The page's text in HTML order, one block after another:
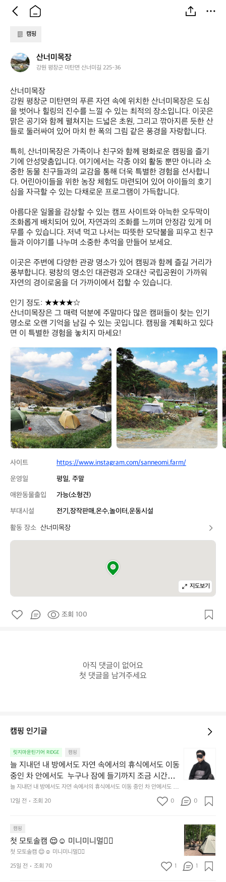
캠핑
산
너
목
장
산너미목장
강원 평창군 미탄면 산너미길 225-36
산너미목장
강원 평창군 미탄면의 푸른 자연 속에 위치한 산너미목장은 도심
을 벗어나 힐링의 진수를 느낄 수 있는 최적의 장소입니다. 이곳은
맑은 공기와 함께 펼쳐지는 드넓은 초원, 그리고 깎아지른 듯한 산
들로 둘러싸여 있어 마치 한 폭의 그림 같은 풍경을 자랑합니다.
특히, 산너미목장은 가족이나 친구와 함께 평화로운 캠핑을 즐기
기에 안성맞춤입니다. 여기에서는 각종 야외 활동 뿐만 아니라 소
중한 동물 친구들과의 교감을 통해 더욱 특별한 경험을 선사합니
다. 어린아이들을 위한 농장 체험도 마련되어 있어 아이들의 호기
심을 자극할 수 있는 다채로운 프로그램이 가득합니다.
아름다운 일몰을 감상할 수 있는 캠프 사이트와 아늑한 오두막이
조화롭게 배치되어 있어, 자연과의 조화를 느끼며 안정감 있게 머
무를 수 있습니다. 저녁 먹고 나서는 따뜻한 모닥불을 피우고 친구
들과 이야기를 나누며 소중한 추억을 만들어 보세요.
이곳은 주변에 다양한 관광 명소가 있어 캠핑과 함께 즐길 거리가
풍부합니다. 평창의 명소인 대관령과 오대산 국립공원이 가까워
자연의 경이로움을 더 가까이에서 접할 수 있습니다.
인기 정도: ★★★★☆
산너미목장은 그 매력 덕분에 주말마다 많은 캠퍼들이 찾는 인기
명소로 오랜 기억을 남길 수 있는 곳입니다. 캠핑을 계획하고 있다
면 이 특별한 경험을 놓치지 마세요!
산
너
목
장
산
너
미
목
장
사이트
https://www.instagram.com/sanneomi.farm/
운영일
평일, 주말
애완동물출입
가능(소형견)
부대시설
전기,장작판매,온수,놀이터,운동시설
활동 장소 산너미목장
지도보기
조회 100
아직 댓글이 없어요
첫 댓글을 남겨주세요
캠핑 인기글
릿지마운틴기어 RIDGE 캠핑
늘 지내던 내 방에서도 자연 속에서의 휴식에서도 이동
중인 차 안에서도  누구나 잠에 들기까지 조금 시간이
걸리는 순간이 있습니다.  그럴 때는 차분하게 눈을 가
려보세요. 마치 암막 커튼을 조용히 내리듯이.  Polarte
c® Wind Pro™의 온기가 눈가를 포근히 감싸줍니다.
줍니다.  이 슬립 웜을 쓰는 것만으로 그곳은 나만의 밤
이 됩니다.  안녕히 주무세요.
늘 지내던 내 방에서도 자연 속에서의 휴식에서도 이동 중인 차 안에서도  누
구나 잠에 들기까지 조금 시간이 걸리는 순간이 있습니다.  그럴 때는 차분하
게 눈을 가려보세요. 마치 암막 커튼을 조용히 내리듯이.  Polartec® Wind
밤이 됩니다.  안녕히 주무세요.
내
던
방
도
자
연
속
에
12일 전 조회 20 0 0
캠핑
첫 모토솔캠 😌☺️ 미니미니멀👌🏼
첫 모토솔캠 😌☺️ 미니미니멀👌🏼
첫
모
토
솔
캠
25일 전 조회 70 1 1